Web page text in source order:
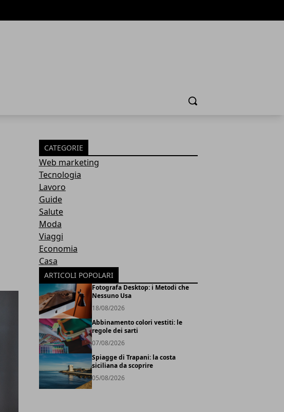
Cerca
CATEGORIE
Web marketing
Tecnologia
Lavoro
Guide
Salute
Moda
Viaggi
Economia
Casa
ARTICOLI POPOLARI
Fotografa Desktop: i Metodi che
Nessuno Usa
18/08/2026
Abbinamento colori vestiti: le
regole dei sarti
07/08/2026
Spiagge di Trapani: la costa
siciliana da scoprire
05/08/2026